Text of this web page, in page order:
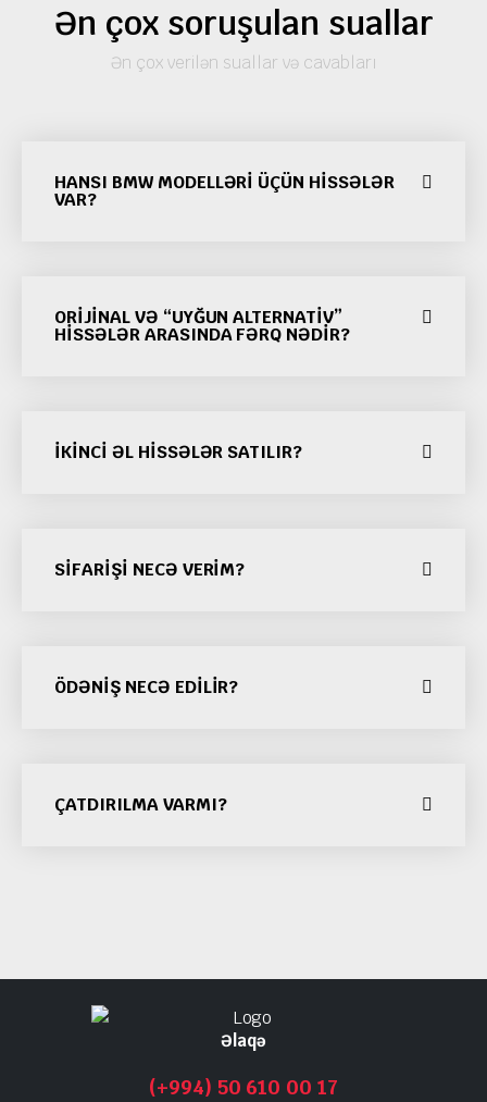
Ən çox soruşulan suallar
Ən çox verilən suallar və cavabları
HANSI BMW MODELLƏRI ÜÇÜN HISSƏLƏR
VAR?
ORIJINAL VƏ “UYĞUN ALTERNATIV”
HISSƏLƏR ARASINDA FƏRQ NƏDIR?
İKINCI ƏL HISSƏLƏR SATILIR?
SIFARIŞI NECƏ VERIM?
ÖDƏNIŞ NECƏ EDILIR?
ÇATDIRILMA VARMI?
Əlaqə
(+994) 50 610 00 17